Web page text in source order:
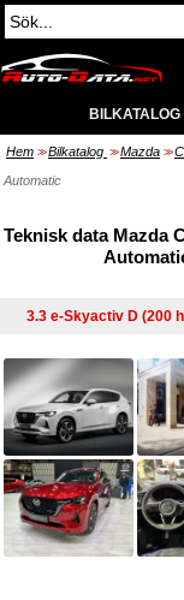
BILKATALOG
Hem >> Bilkatalog >> Mazda >>
Automatic
Teknisk data Mazda